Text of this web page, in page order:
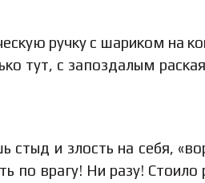
ручку с шариком на
тут, с запоздалым
стыд и злость на себя,
по врагу! Ни разу!